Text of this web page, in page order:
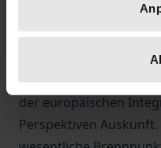
indessen nicht immer
Sachlichkeit.
Der vorliegende
Rechtswissenschaft
der europäischen
Perspektiven